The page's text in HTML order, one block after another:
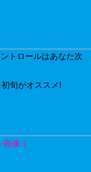
トロールはあなた次
旬がオススメ!